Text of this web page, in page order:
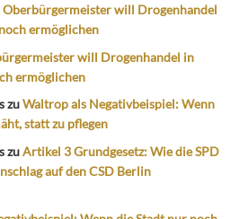
Oberbürgermeister will Drogenhandel
ermöglichen
will Drogenhandel in
ermöglichen
zuWaltrop als Negativbeispiel: Wenn
statt zu pflegen
zuArtikel 3 Grundgesetz: Wie die SPD
auf den CSD Berlin